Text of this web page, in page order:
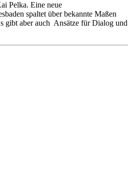
Pelka. Eine neue
spaltet über bekannte Maßen
gibt aber auch Ansätze für Dialog und